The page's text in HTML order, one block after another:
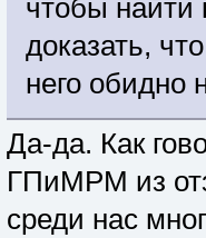
чтобы найти
доказать,
него обидно
Да-да. Как
ГПиМРМ из
среди нас